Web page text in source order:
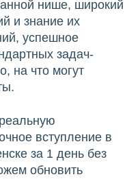
нише, широкий
и знание их
успешное
задач-
на что могут
вступление в
за 1 день без
обновить